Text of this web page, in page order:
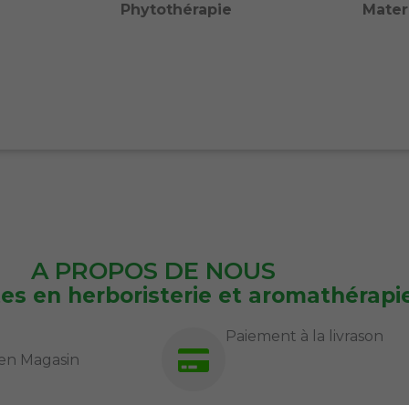
Phytothérapie
A PROPOS DE NOUS
en herboristerie et
Magasin
Paiement à la livrason